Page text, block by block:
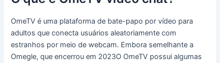
OmeTV é uma plataforma de bate-papo por vídeo para
adultos que conecta usuários aleatoriamente com
estranhos por meio de webcam. Embora semelhante a
Omegle, que encerrou em 2023O OmeTV possui algumas